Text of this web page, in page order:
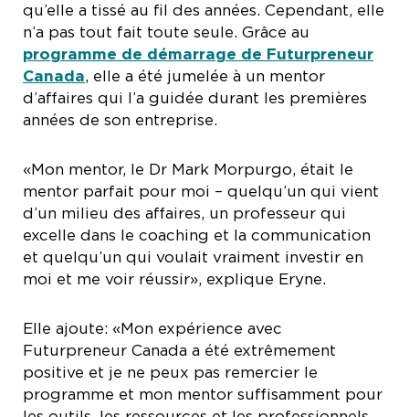
qu’elle a tissé au fil des années. Cependant, elle
n’a pas tout fait toute seule. Grâce au
programme de démarrage de Futurpreneur
Canada, elle a été jumelée à un mentor
d’affaires qui l’a guidée durant les premières
années de son entreprise.
«Mon mentor, le Dr Mark Morpurgo, était le
mentor parfait pour moi – quelqu’un qui vient
d’un milieu des affaires, un professeur qui
excelle dans le coaching et la communication
et quelqu’un qui voulait vraiment investir en
moi et me voir réussir», explique Eryne.
Elle ajoute: «Mon expérience avec
Futurpreneur Canada a été extrêmement
positive et je ne peux pas remercier le
programme et mon mentor suffisamment pour